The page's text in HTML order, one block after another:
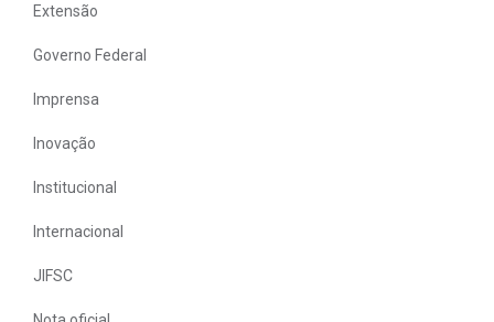
Extensão
Governo Federal
Imprensa
Inovação
Institucional
Internacional
JIFSC